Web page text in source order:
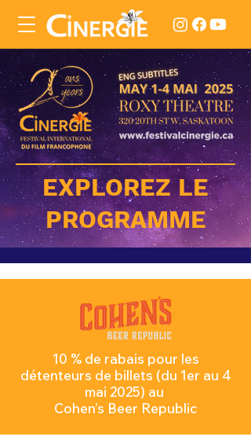
EXPLOREZ LE
PROGRAMME
10 % de rabais pour les
détenteurs de billets (du 1er au 4
mai 2025) au
Cohen’s Beer Republic